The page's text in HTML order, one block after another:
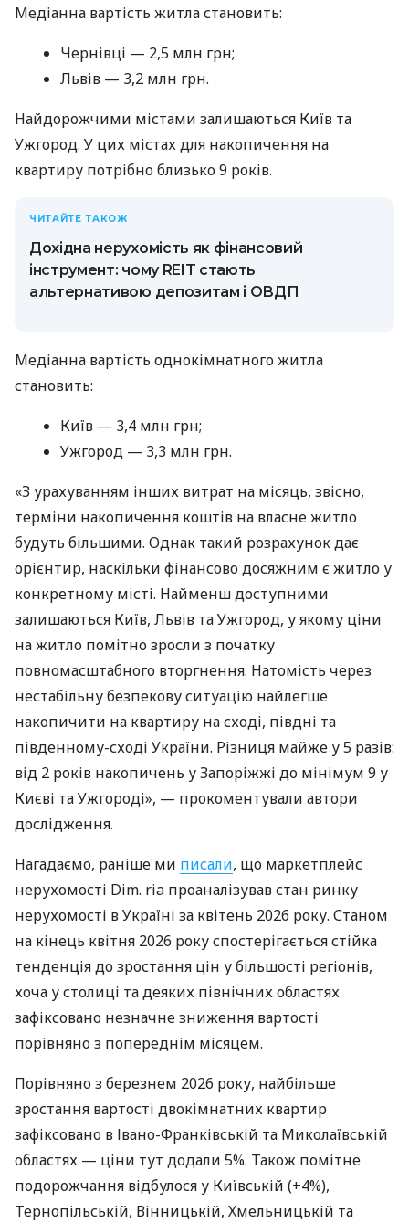
Медіанна вартість житла становить:
Чернівці — 2,5 млн грн;
Львів — 3,2 млн грн.
Найдорожчими містами залишаються Київ та
Ужгород. У цих містах для накопичення на
квартиру потрібно близько 9 років.
ЧИТАЙТЕ ТАКОЖ
Дохідна нерухомість як фінансовий
інструмент: чому REIT стають
альтернативою депозитам і ОВДП
Медіанна вартість однокімнатного житла
становить:
Київ — 3,4 млн грн;
Ужгород — 3,3 млн грн.
«З урахуванням інших витрат на місяць, звісно,
терміни накопичення коштів на власне житло
будуть більшими. Однак такий розрахунок дає
орієнтир, наскільки фінансово досяжним є житло у
конкретному місті. Найменш доступними
залишаються Київ, Львів та Ужгород, у якому ціни
на житло помітно зросли з початку
повномасштабного вторгнення. Натомість через
нестабільну безпекову ситуацію найлегше
накопичити на квартиру на сході, півдні та
південному-сході України. Різниця майже у 5 разів:
від 2 років накопичень у Запоріжжі до мінімум 9 у
Києві та Ужгороді», — прокоментували автори
дослідження.
Нагадаємо, раніше ми писали, що маркетплейс
нерухомості Dim. ria проаналізував стан ринку
нерухомості в Україні за квітень 2026 року. Станом
на кінець квітня 2026 року спостерігається стійка
тенденція до зростання цін у більшості регіонів,
хоча у столиці та деяких північних областях
зафіксовано незначне зниження вартості
порівняно з попереднім місяцем.
Порівняно з березнем 2026 року, найбільше
зростання вартості двокімнатних квартир
зафіксовано в Івано-Франківській та Миколаївській
областях — ціни тут додали 5%. Також помітне
подорожчання відбулося у Київській (+4%),
Тернопільській, Вінницькій, Хмельницькій та